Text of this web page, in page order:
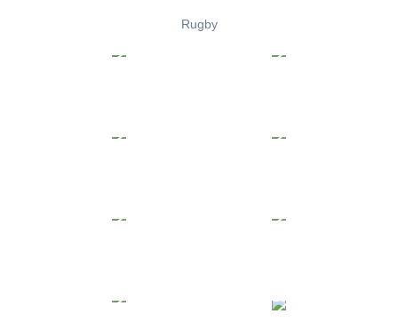
Rugby